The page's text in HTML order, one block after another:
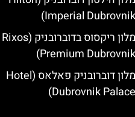
Imperial Dubrovnik)
מלון ריקסוס בדוברובניק (Rixos
Premium Dubrovnik)
מלון דוברובניק פאלאס (Hotel
Dubrovnik Palace)